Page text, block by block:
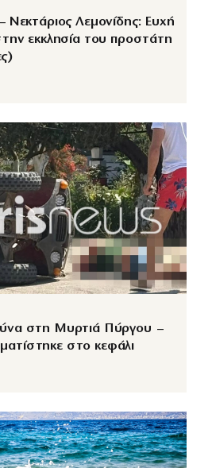
Νεκτάριος Λεμονίδης: Ευχή
εκκλησία του προστάτη
στη Μυρτιά Πύργου –
στο κεφάλι